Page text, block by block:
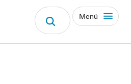
Menü